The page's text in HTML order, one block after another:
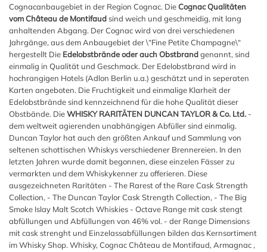
Cognacanbaugebiet in der Region Cognac. DieCognac Qualitäten
vom Château de Montifaudsind weich und geschmeidig, mit lang
anhaltenden Abgang. Der Cognac wird von drei verschiedenen
Jahrgänge, aus dem Anbaugebiet der \“Fine Petite Champagne\“
hergestellt Die Edelobstbrände oder auch Obstbrandgenannt, sind
einmalig in Qualität und Geschmack. Der Edelobstbrand wird in
hochrangigen Hotels (Adlon Berlin u.a.) geschätzt und in seperaten
Karten angeboten. Die Fruchtigkeit und einmalige Klarheit der
Edelobstbrände sind kennzeichnend für die hohe Qualität dieser
Obstbände. DieWHISKY RARITÄTEN DUNCAN TAYLOR & Co. Ltd. -
dem weltweit agierenden unabhängigen Abfüller sind einmalig.
Duncan Taylor hat auch den größten Ankauf und Sammlung von
seltenen schottischen Whiskys verschiedener Brennereien. In den
letzten Jahren wurde damit begonnen, diese einzelen Fässer zu
vermarkten und dem Whiskykenner zu offerieren. Diese
ausgezeichneten Raritäten - The Rarest of the Rare Cask Strength
Collection, - The Duncan Taylor Cask Strength Collection, - The Big
Smoke Islay Malt Scotch Whiskies - Octave Range mit cask stengt
abfüllungen und Abfüllungen von 46% vol. - der Range Dimensions
mit cask strenght und Einzelassabfüllungen bilden das Kernsortiment
im Whisky Shop. Whisky, Cognac Château de Montifaud, Armagnac ,